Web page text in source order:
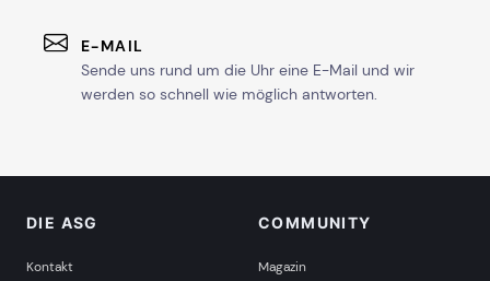
E-MAIL
Sende uns rund um die Uhr eine E-Mail und wir
werden so schnell wie möglich antworten.
DIE ASG
Kontakt
COMMUNITY
Magazin